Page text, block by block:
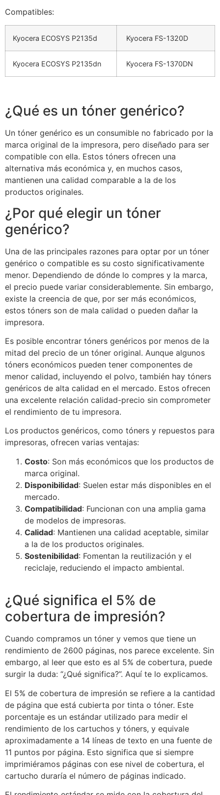
Compatibles:
Kyocera ECOSYS P2135d Kyocera FS-1320D
Kyocera ECOSYS P2135dn Kyocera FS-1370DN
¿Qué es un tóner genérico?
Un tóner genérico es un consumible no fabricado por la
marca original de la impresora, pero diseñado para ser
compatible con ella. Estos tóners ofrecen una
alternativa más económica y, en muchos casos,
mantienen una calidad comparable a la de los
productos originales.
¿Por qué elegir un tóner
genérico?
Una de las principales razones para optar por un tóner
genérico o compatible es su costo significativamente
menor. Dependiendo de dónde lo compres y la marca,
el precio puede variar considerablemente. Sin embargo,
existe la creencia de que, por ser más económicos,
estos tóners son de mala calidad o pueden dañar la
impresora.
Es posible encontrar tóners genéricos por menos de la
mitad del precio de un tóner original. Aunque algunos
tóners económicos pueden tener componentes de
menor calidad, incluyendo el polvo, también hay tóners
genéricos de alta calidad en el mercado. Estos ofrecen
una excelente relación calidad-precio sin comprometer
el rendimiento de tu impresora.
Los productos genéricos, como tóners y repuestos para
impresoras, ofrecen varias ventajas:
Costo: Son más económicos que los productos de
marca original.
Disponibilidad: Suelen estar más disponibles en el
mercado.
Compatibilidad: Funcionan con una amplia gama
de modelos de impresoras.
Calidad: Mantienen una calidad aceptable, similar
a la de los productos originales.
Sostenibilidad: Fomentan la reutilización y el
reciclaje, reduciendo el impacto ambiental.
¿Qué significa el 5% de
cobertura de impresión?
Cuando compramos un tóner y vemos que tiene un
rendimiento de 2600 páginas, nos parece excelente. Sin
embargo, al leer que esto es al 5% de cobertura, puede
surgir la duda: “¿Qué significa?”. Aquí te lo explicamos.
El 5% de cobertura de impresión se refiere a la cantidad
de página que está cubierta por tinta o tóner. Este
porcentaje es un estándar utilizado para medir el
rendimiento de los cartuchos y tóners, y equivale
aproximadamente a 14 líneas de texto en una fuente de
11 puntos por página. Esto significa que si siempre
imprimiéramos páginas con ese nivel de cobertura, el
cartucho duraría el número de páginas indicado.